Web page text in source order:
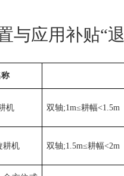
与应用补贴“
机 双轴;1m≤耕幅<1.5m
耕机 双轴;1.5m≤耕幅<2m